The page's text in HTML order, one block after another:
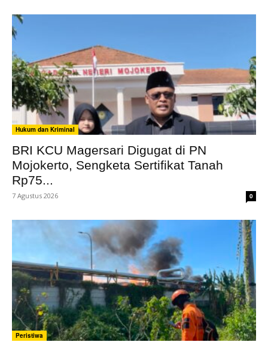
Hukum dan Kriminal
BRI KCU Magersari Digugat di PN
Mojokerto, Sengketa Sertifikat Tanah
Rp75...
7 Agustus 2026 0
Peristiwa